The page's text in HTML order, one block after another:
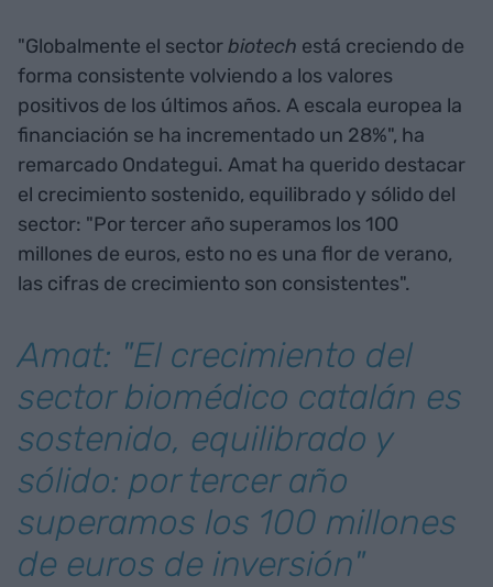
"Globalmente el sectorbiotech está creciendo de
forma consistente volviendo a los valores
positivos de los últimos años. A escala europea la
financiación se ha incrementado un 28%", ha
remarcado Ondategui. Amat ha querido destacar
el crecimiento sostenido, equilibrado y sólido del
sector: "Por tercer año superamos los 100
millones de euros, esto no es una flor de verano,
las cifras de crecimiento son consistentes".
Amat: "El crecimiento del
sector biomédico catalán es
sostenido, equilibrado y
sólido: por tercer año
superamos los 100 millones
de euros de inversión"